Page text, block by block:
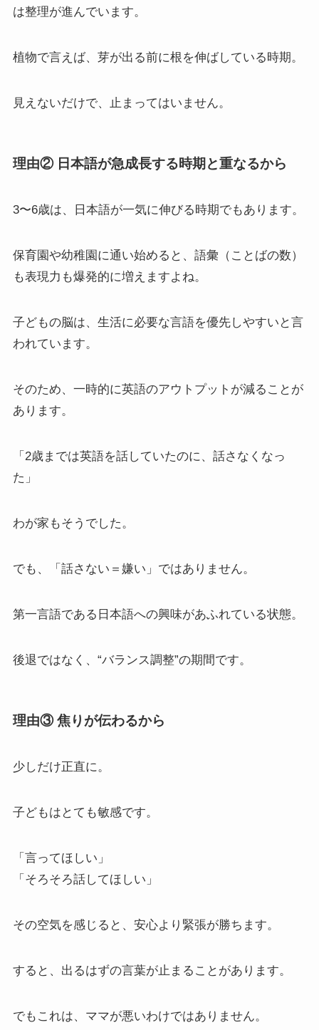
は整理が進んでいます。
植物で言えば、芽が出る前に根を伸ばしている時期。
見えないだけで、止まってはいません。
理由② 日本語が急成長する時期と重なるから
3〜6歳は、日本語が一気に伸びる時期でもあります。
保育園や幼稚園に通い始めると、語彙（ことばの数）
も表現力も爆発的に増えますよね。
子どもの脳は、生活に必要な言語を優先しやすいと言
われています。
そのため、一時的に英語のアウトプットが減ることが
あります。
「2歳までは英語を話していたのに、話さなくなっ
た」
わが家もそうでした。
でも、「話さない＝嫌い」ではありません。
第一言語である日本語への興味があふれている状態。
後退ではなく、“バランス調整”の期間です。
理由③ 焦りが伝わるから
少しだけ正直に。
子どもはとても敏感です。
「言ってほしい」
「そろそろ話してほしい」
その空気を感じると、安心より緊張が勝ちます。
すると、出るはずの言葉が止まることがあります。
でもこれは、ママが悪いわけではありません。